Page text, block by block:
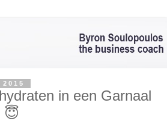
in een Garnaal
😇